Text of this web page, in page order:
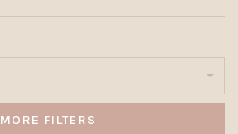
MORE FILTERS